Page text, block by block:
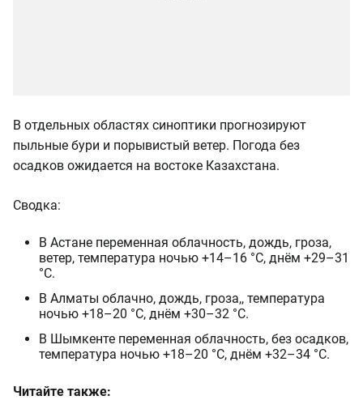
В отдельных областях синоптики прогнозируют
пыльные бури и порывистый ветер. Погода без
осадков ожидается на востоке Казахстана.
Сводка:
В Астане переменная облачность, дождь, гроза,
ветер, температура ночью +14–16 °C, днём +29–31
°C.
В Алматы облачно, дождь, гроза,, температура
ночью +18–20 °C, днём +30–32 °C.
В Шымкенте переменная облачность, без осадков,
температура ночью +18–20 °C, днём +32–34 °C.
Читайте также: